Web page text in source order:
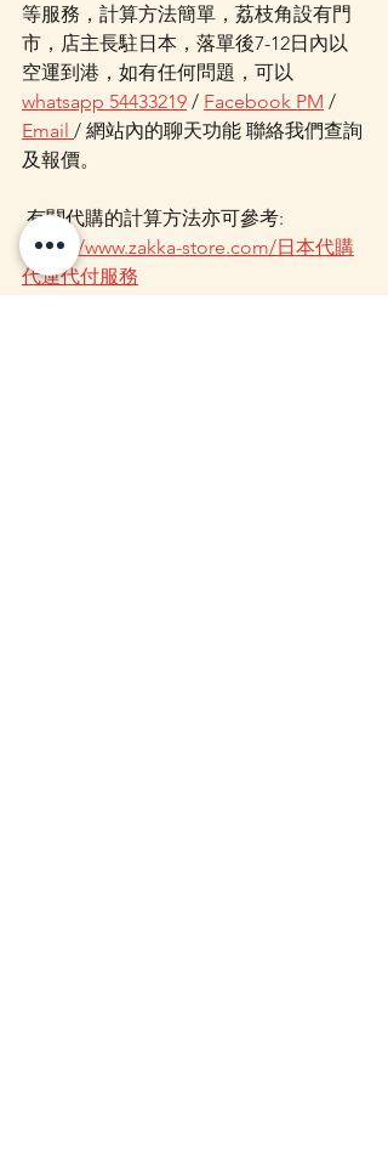
等服務，計算方法簡單，荔枝角設有門
市，店主長駐日本，落單後7-12日內以
空運到港，如有任何問題，可以
whatsapp 54433219 / Facebook PM /
Email / 網站內的聊天功能 聯絡我們查詢
及報價。
有關代購的計算方法亦可參考:
https://www.zakka-store.com/日本代購
代運代付服務